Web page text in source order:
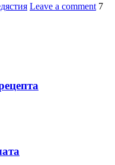
Leave a comment 7